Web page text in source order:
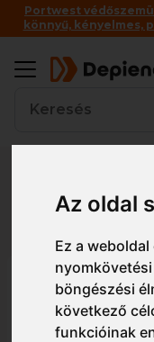
Az oldal
Ez a
böngészési
következő
funkcióinak
Portwest
könnyű, kényelmes,
Részletes
ADL5X8
polár